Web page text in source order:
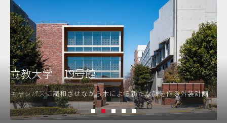
PROJECTS
THINK
NEWS
CORPORATE
RECRUIT
立教大学 19号館
キャンパスに調和させながら木による新たな顔を作る外装計画
1 2 3 4 5